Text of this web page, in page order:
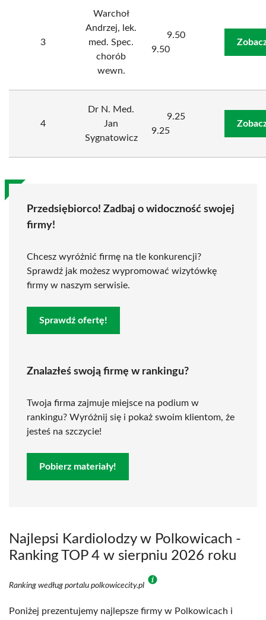
3
Warchoł
Andrzej, lek.
med. Spec.
chorób
wewn.
9.50
9.50
4
Dr N. Med.
Jan
Sygnatowicz
9.25
9.25
Przedsiębiorco! Zadbaj o widoczność swojej
firmy!
Chcesz wyróżnić firmę na tle konkurencji?
Sprawdź jak możesz wypromować wizytówkę
firmy w naszym serwisie.
Sprawdź ofertę!
Znalazłeś swoją firmę w rankingu?
Twoja firma zajmuje miejsce na podium w
rankingu? Wyróżnij się i pokaż swoim klientom, że
jesteś na szczycie!
Pobierz materiały!
Najlepsi Kardiolodzy w Polkowicach -
Ranking TOP 4 w sierpniu 2026 roku
Ranking według portalu polkowicecity.pl
Poniżej prezentujemy najlepsze firmy w Polkowicach i